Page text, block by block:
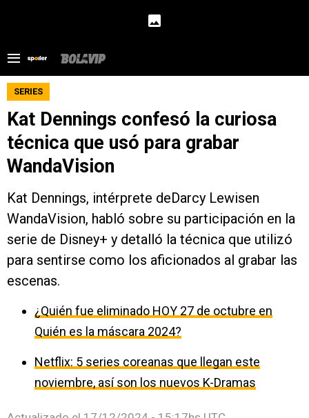
SERIES
Kat Dennings confesó la curiosa
técnica que usó para grabar
WandaVision
Kat Dennings, intérprete deDarcy Lewisen
WandaVision, habló sobre su participación en la
serie de Disney+ y detalló la técnica que utilizó
para sentirse como los aficionados al grabar las
escenas.
¿Quién fue eliminado HOY 27 de octubre en
Quién es la máscara 2024?
Netflix: 5 series coreanas que llegan este
noviembre, así son los nuevos K-Dramas